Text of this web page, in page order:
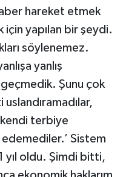
hareket etmek
için yapılan bir şeydi.
söylenemez.
yanlış
Şunu çok
terbiye
Sistem
yıl oldu. Şimdi bitti,